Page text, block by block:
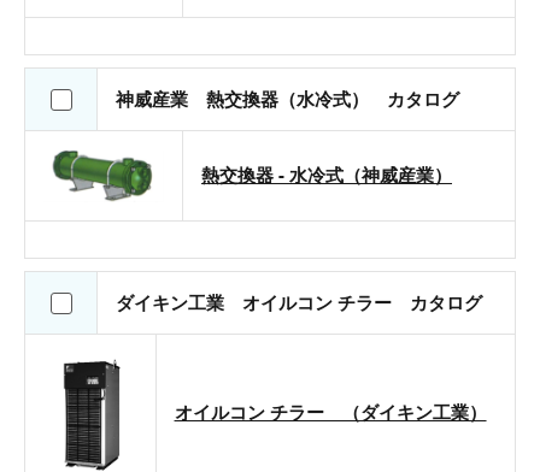
神威産業 熱交換器（水冷式） カタログ
熱交換器 - 水冷式（神威産業）
ダイキン工業 オイルコン チラー カタログ
オイルコン チラー （ダイキン工業）